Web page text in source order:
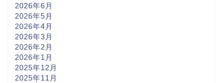
2026年6月
2026年5月
2026年4月
2026年3月
2026年2月
2026年1月
2025年12月
2025年11月